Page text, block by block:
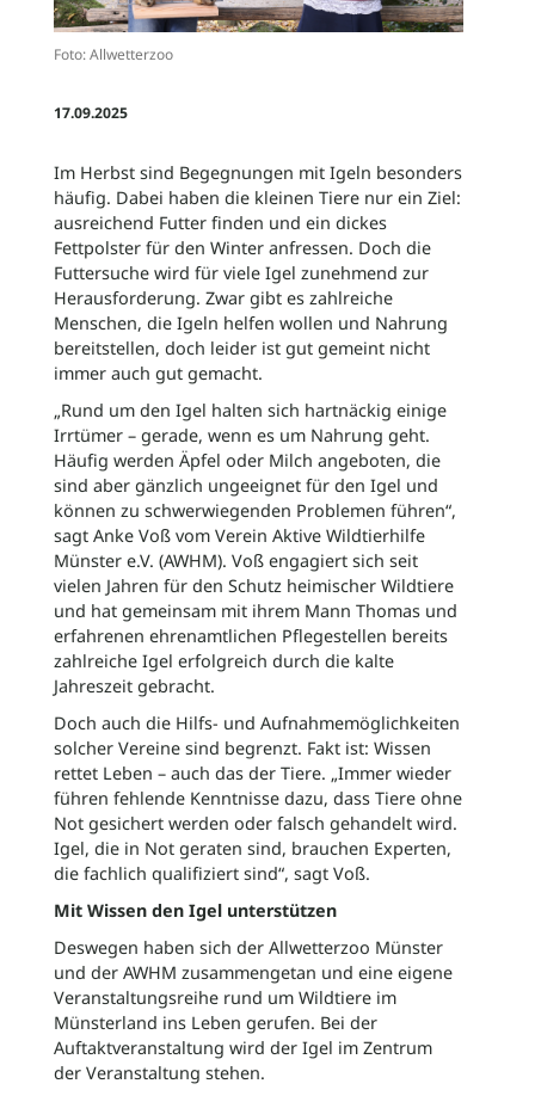
Foto: Allwetterzoo
17.09.2025
Im Herbst sind Begegnungen mit Igeln besonders
häufig. Dabei haben die kleinen Tiere nur ein Ziel:
ausreichend Futter finden und ein dickes
Fettpolster für den Winter anfressen. Doch die
Futtersuche wird für viele Igel zunehmend zur
Herausforderung. Zwar gibt es zahlreiche
Menschen, die Igeln helfen wollen und Nahrung
bereitstellen, doch leider ist gut gemeint nicht
immer auch gut gemacht.
„Rund um den Igel halten sich hartnäckig einige
Irrtümer – gerade, wenn es um Nahrung geht.
Häufig werden Äpfel oder Milch angeboten, die
sind aber gänzlich ungeeignet für den Igel und
können zu schwerwiegenden Problemen führen“,
sagt Anke Voß vom Verein Aktive Wildtierhilfe
Münster e.V. (AWHM). Voß engagiert sich seit
vielen Jahren für den Schutz heimischer Wildtiere
und hat gemeinsam mit ihrem Mann Thomas und
erfahrenen ehrenamtlichen Pflegestellen bereits
zahlreiche Igel erfolgreich durch die kalte
Jahreszeit gebracht.
Doch auch die Hilfs- und Aufnahmemöglichkeiten
solcher Vereine sind begrenzt. Fakt ist: Wissen
rettet Leben – auch das der Tiere. „Immer wieder
führen fehlende Kenntnisse dazu, dass Tiere ohne
Not gesichert werden oder falsch gehandelt wird.
Igel, die in Not geraten sind, brauchen Experten,
die fachlich qualifiziert sind“, sagt Voß.
Mit Wissen den Igel unterstützen
Deswegen haben sich der Allwetterzoo Münster
und der AWHM zusammengetan und eine eigene
Veranstaltungsreihe rund um Wildtiere im
Münsterland ins Leben gerufen. Bei der
Auftaktveranstaltung wird der Igel im Zentrum
der Veranstaltung stehen.